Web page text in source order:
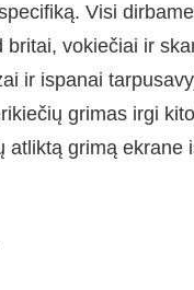
Visi
britai, vokiečiai ir
ir ispanai
grimas irgi
atliktą grimą ekrane